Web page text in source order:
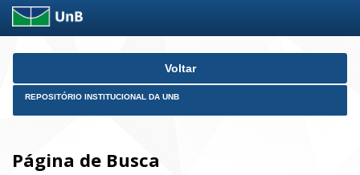
Skip
Voltar
REPOSITÓRIO INSTITUCIONAL DA UNB
Página de Busca